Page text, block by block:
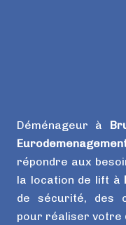
Déménageur à
répondre aux
la location de lift à
de sécurité, des
pour réaliser votre